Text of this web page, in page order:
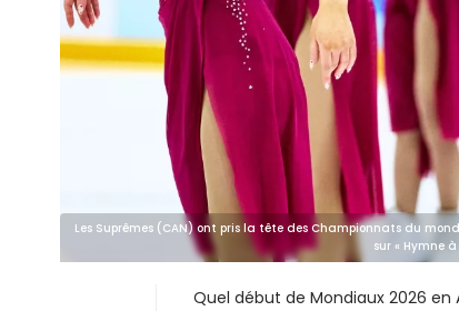
Les Suprêmes (CAN) ont pris la tête des Championnats du
sur « Hymne
Quel début de Mondiaux 2026